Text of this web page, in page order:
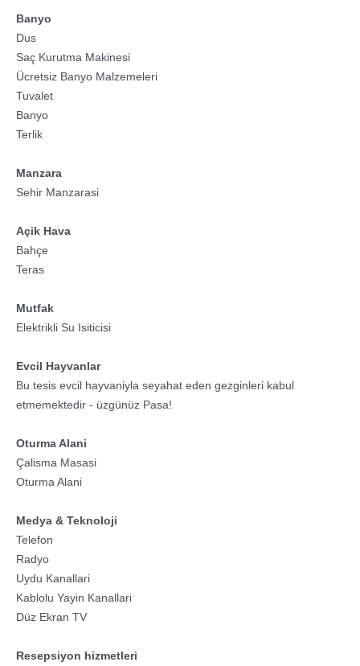
Banyo
Dus
Saç Kurutma Makinesi
Ücretsiz Banyo Malzemeleri
Tuvalet
Banyo
Terlik
Manzara
Sehir Manzarasi
Açik Hava
Bahçe
Teras
Mutfak
Elektrikli Su Isiticisi
Evcil Hayvanlar
Bu tesis evcil hayvaniyla seyahat eden gezginleri kabul
etmemektedir - üzgünüz Pasa!
Oturma Alani
Çalisma Masasi
Oturma Alani
Medya & Teknoloji
Telefon
Radyo
Uydu Kanallari
Kablolu Yayin Kanallari
Düz Ekran TV
Resepsiyon hizmetleri